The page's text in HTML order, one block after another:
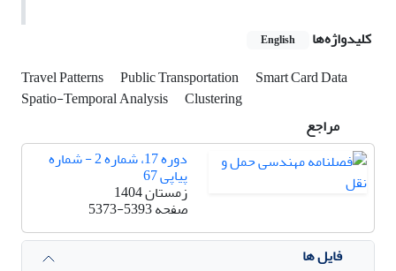
کلیدواژه‌ها
English
Travel Patterns Public Transportation
Smart Card Data
Spatio-Temporal Analysis
Clustering
مراجع
دوره 17، شماره 2 - شماره
پیاپی 67
زمستان 1404
صفحه5373-5393
فایل ها